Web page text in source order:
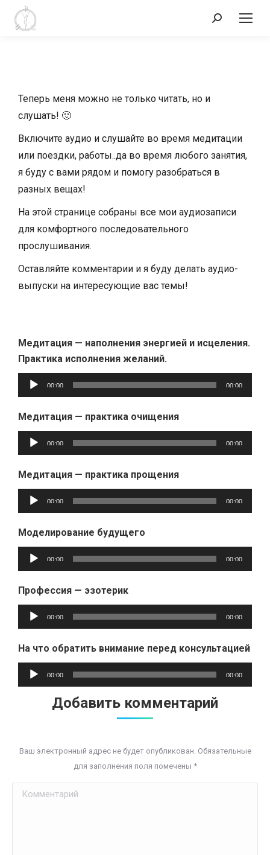
Теперь меня можно не только читать, но и
слушать! 🙂
Включите аудио и слушайте во время медитации
или поездки, работы..да во время любого занятия,
я буду с вами рядом и помогу разобраться в
разных вещах!
На этой странице собраны все мои аудиозаписи
для комфортного последовательного
прослушивания.
Оставляйте комментарии и я буду делать аудио-
выпуски на интересующие вас темы!
Медитация — наполнения энергией и исцеления.
Практика исполнения желаний.
Аудиоплеер
00:00 00:00
Медитация — практика очищения
Аудиоплеер
00:00 00:00
Медитация — практика прощения
Аудиоплеер
00:00 00:00
Моделирование будущего
Аудиоплеер
00:00 00:00
Профессия — эзотерик
Аудиоплеер
00:00 00:00
На что обратить внимание перед консультацией
Аудиоплеер
00:00 00:00
Добавить комментарий
Ваш электронный адрес не будет опубликован. Обязательные
для заполнения поля помечены *
Комментарий